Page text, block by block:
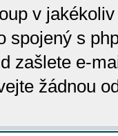
v
spojený s
zašlete e-
žádnou